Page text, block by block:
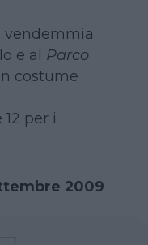
vendemmia
e al Parco
costume
per i
2009